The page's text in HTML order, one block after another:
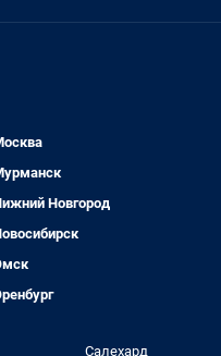
Новгород
Салехард